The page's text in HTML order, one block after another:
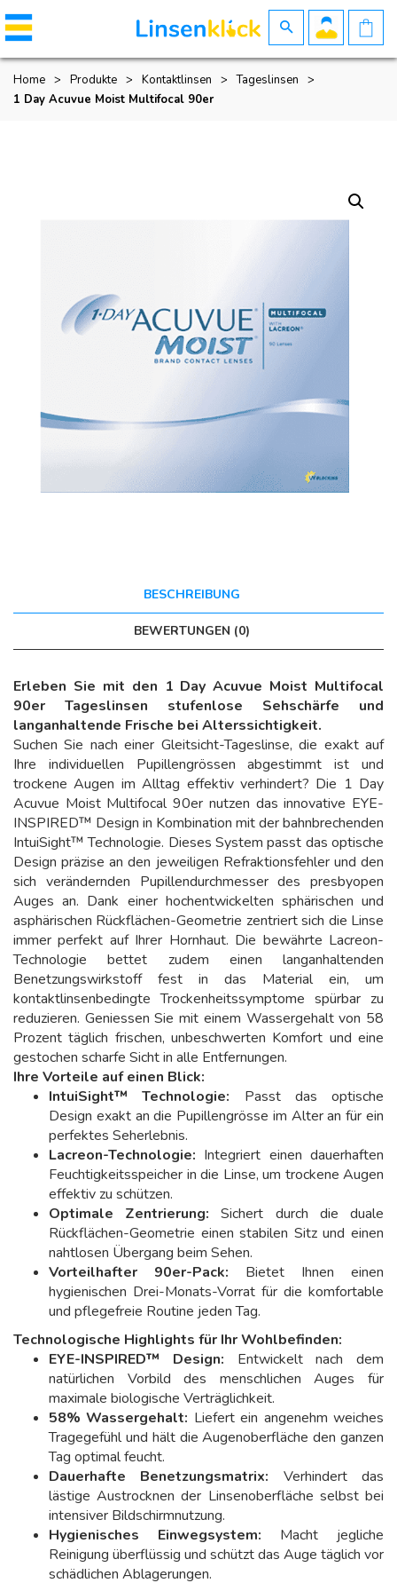
Home > Produkte > Kontaktlinsen > Tageslinsen
>
1 Day Acuvue Moist Multifocal 90er
BESCHREIBUNG
BEWERTUNGEN (0)
Erleben Sie mit den 1 Day Acuvue Moist Multifocal
90er Tageslinsen stufenlose Sehschärfe und
langanhaltende Frische bei Alterssichtigkeit.
Suchen Sie nach einer Gleitsicht-Tageslinse, die exakt auf
Ihre individuellen Pupillengrössen abgestimmt ist und
trockene Augen im Alltag effektiv verhindert? Die 1 Day
Acuvue Moist Multifocal 90er nutzen das innovative EYE-
INSPIRED™ Design in Kombination mit der bahnbrechenden
IntuiSight™ Technologie. Dieses System passt das optische
Design präzise an den jeweiligen Refraktionsfehler und den
sich verändernden Pupillendurchmesser des presbyopen
Auges an. Dank einer hochentwickelten sphärischen und
asphärischen Rückflächen-Geometrie zentriert sich die Linse
immer perfekt auf Ihrer Hornhaut. Die bewährte Lacreon-
Technologie bettet zudem einen langanhaltenden
Benetzungswirkstoff fest in das Material ein, um
kontaktlinsenbedingte Trockenheitssymptome spürbar zu
reduzieren. Geniessen Sie mit einem Wassergehalt von 58
Prozent täglich frischen, unbeschwerten Komfort und eine
gestochen scharfe Sicht in alle Entfernungen.
Ihre Vorteile auf einen Blick:
IntuiSight™ Technologie: Passt das optische
Design exakt an die Pupillengrösse im Alter an für ein
perfektes Seherlebnis.
Lacreon-Technologie: Integriert einen dauerhaften
Feuchtigkeitsspeicher in die Linse, um trockene Augen
effektiv zu schützen.
Optimale Zentrierung: Sichert durch die duale
Rückflächen-Geometrie einen stabilen Sitz und einen
nahtlosen Übergang beim Sehen.
Vorteilhafter 90er-Pack: Bietet Ihnen einen
hygienischen Drei-Monats-Vorrat für die komfortable
und pflegefreie Routine jeden Tag.
Technologische Highlights für Ihr Wohlbefinden:
EYE-INSPIRED™ Design: Entwickelt nach dem
natürlichen Vorbild des menschlichen Auges für
maximale biologische Verträglichkeit.
58% Wassergehalt: Liefert ein angenehm weiches
Tragegefühl und hält die Augenoberfläche den ganzen
Tag optimal feucht.
Dauerhafte Benetzungsmatrix: Verhindert das
lästige Austrocknen der Linsenoberfläche selbst bei
intensiver Bildschirmnutzung.
Hygienisches Einwegsystem: Macht jegliche
Reinigung überflüssig und schützt das Auge täglich vor
schädlichen Ablagerungen.